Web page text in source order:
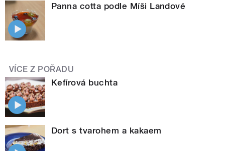
Panna cotta podle Míši Landové
VÍCE Z POŘADU
Kefírová buchta
Dort s tvarohem a kakaem